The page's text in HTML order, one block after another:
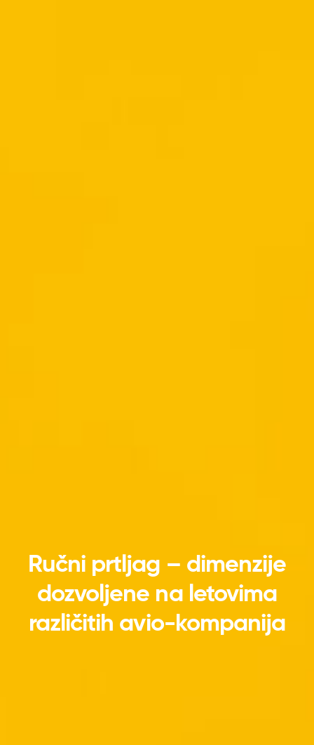
Ručni prtljag – dimenzije
dozvoljene na letovima
različitih avio-kompanija